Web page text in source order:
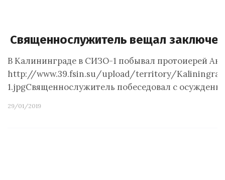
Священнослужитель вещал
В Калининграде в СИЗО-1 побывал протоиерей
http://www.39.fsin.su/upload/territory/Kaliningrad/
1.jpgСвященнослужитель побеседовал с
29/01/2019